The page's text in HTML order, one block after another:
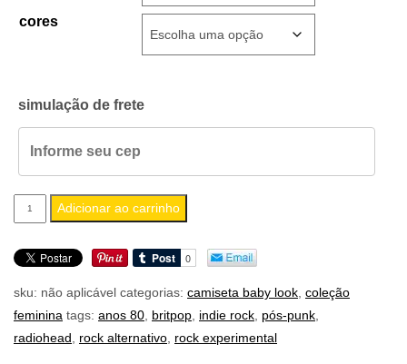
cores
simulação de frete
camiseta
feminina
baby
radiohead
quantidade
Adicionar ao carrinho
sku: não aplicável categorias: camiseta baby look coleção
feminina tags: anos 80 britpop indie rock pós-punk
radiohead
rock alternativo rock experimental